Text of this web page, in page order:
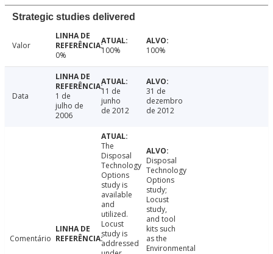
Strategic studies delivered
Valor
0%
100% 100%
Data
1 de
julho de
2006
11 de
junho
de 2012
31 de
dezembro
de 2012
Comentário
The
Disposal
Technology
Options
study is
available
and
utilized.
Locust
study is
addressed
Disposal
Technology
Options
study;
Locust
study,
and tool
kits such
as the
Environmental